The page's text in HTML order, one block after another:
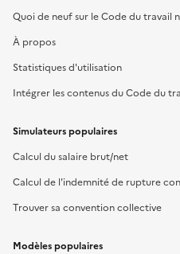
Quoi de neuf sur le Code du travail
À propos
Statistiques d'utilisation
Intégrer les contenus du Code du
Simulateurs populaires
Calcul du salaire brut/net
Calcul de l'indemnité de rupture
Trouver sa convention collective
Modèles populaires